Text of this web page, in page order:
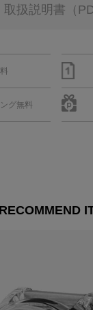
取扱説明書（
グ無料
RECOMMEND